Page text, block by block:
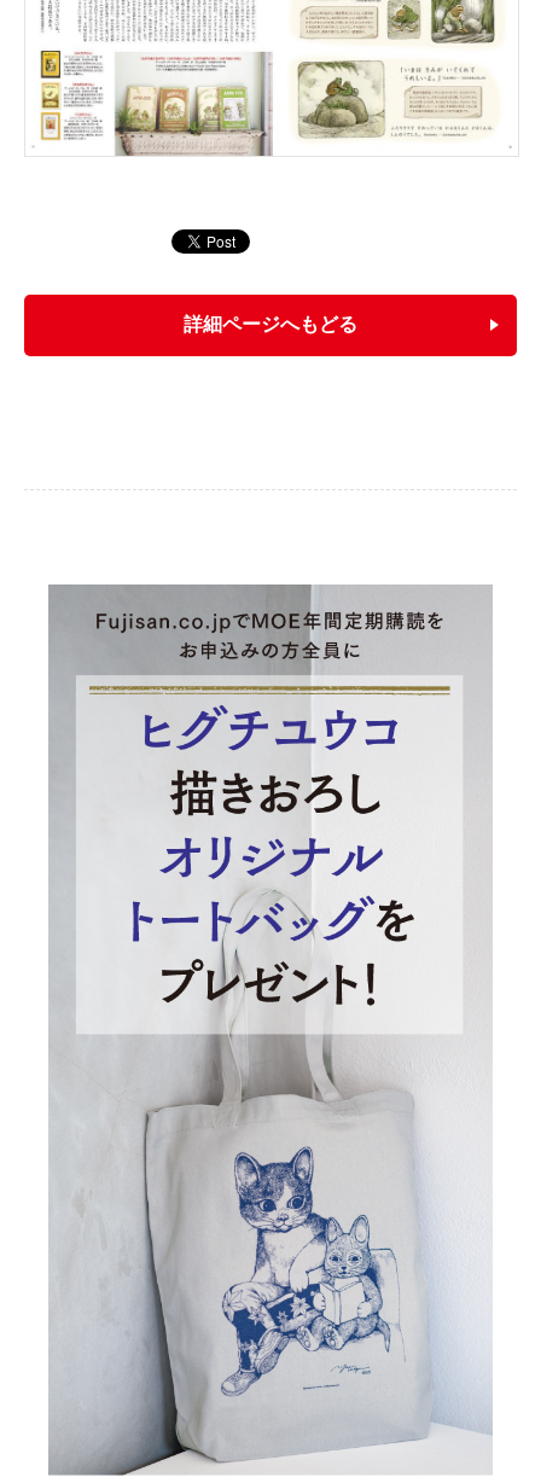
詳細ページへもどる